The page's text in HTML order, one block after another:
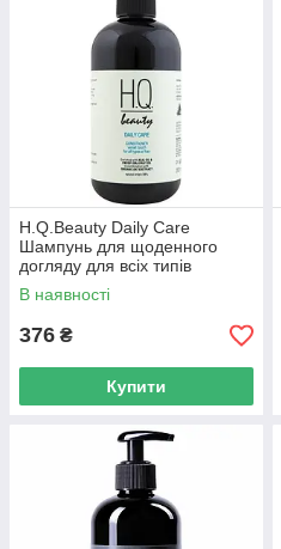
H.Q.Beauty Daily Care
Шампунь для щоденного
догляду для всіх типів
волосся 280мл
В наявності
376 ₴
Купити